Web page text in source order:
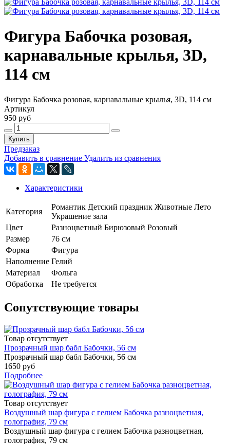
Фигура Бабочка розовая,
карнавальные крылья, 3D,
114 см
Фигура Бабочка розовая, карнавальные крылья, 3D, 114 см
Артикул
950 руб
Купить
Предзаказ
Добавить в сравнение Удалить из сравнения
Характеристики
Категория
Романтик Детский праздник Животные Лето
Украшение зала
Цвет
Разноцветный Бирюзовый Розовый
Размер
76 см
Форма
Фигура
Наполнение Гелий
Материал
Фольга
Обработка
Не требуется
Сопутствующие товары
Товар отсутствует
Прозрачный шар бабл Бабочки, 56 см
Прозрачный шар бабл Бабочки, 56 см
1650 руб
Подробнее
Товар отсутствует
Воздушный шар фигура с гелием Бабочка разноцветная,
голография, 79 см
Воздушный шар фигура с гелием Бабочка разноцветная,
голография, 79 см